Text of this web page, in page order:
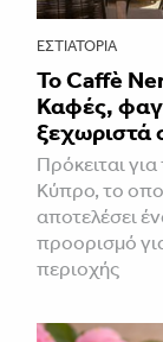
ΕΣΤΙΑΤΌΡΙΑ
Το Caffè
Καφές,
ξεχωριστά
Πρόκειται
Κύπρο, το
αποτελέσει
προορισμό
περιοχής